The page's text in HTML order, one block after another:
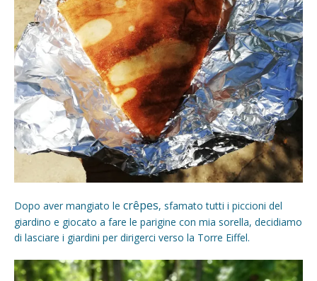
Dopo aver mangiato le crêpes, sfamato tutti i piccioni del
giardino e giocato a fare le parigine con mia sorella, decidiamo
di lasciare i giardini per dirigerci verso la Torre Eiffel.